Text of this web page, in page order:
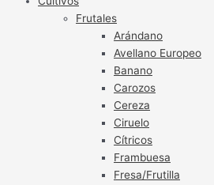
Frutales
Arándano
Avellano Europeo
Banano
Carozos
Cereza
Ciruelo
Cítricos
Frambuesa
Fresa/Frutilla